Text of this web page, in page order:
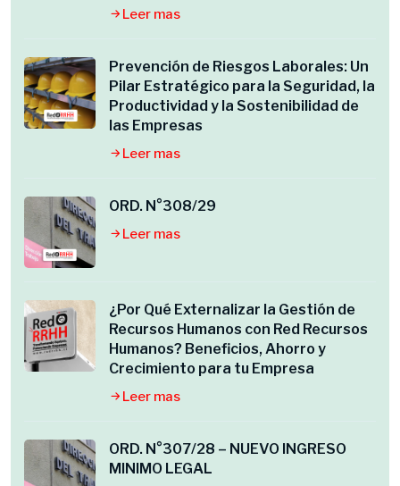
Leer mas
Prevención de Riesgos Laborales: Un
Pilar Estratégico para la Seguridad, la
Productividad y la Sostenibilidad de
las Empresas
Leer mas
ORD. N°308/29
Leer mas
¿Por Qué Externalizar la Gestión de
Recursos Humanos con Red Recursos
Humanos? Beneficios, Ahorro y
Crecimiento para tu Empresa
Leer mas
ORD. N°307/28 – NUEVO INGRESO
MINIMO LEGAL